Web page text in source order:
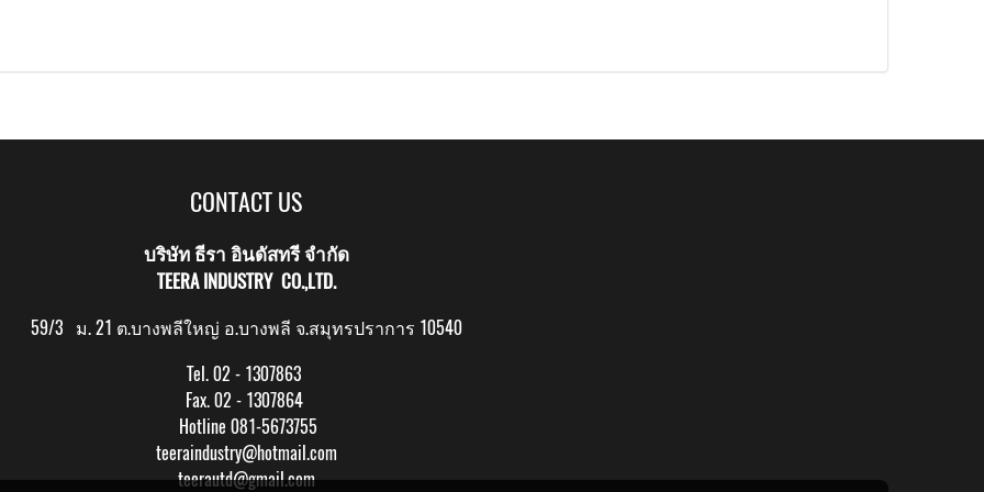
CONTACT US
บริษัท ธีรา อินดัสทรี จำกัด
TEERA INDUSTRY CO.,LTD.
59/3 ม. 21 ต.บางพลีใหญ่ อ.บางพลี จ.สมุทรปราการ 10540
Tel. 02 - 1307863
Fax. 02 - 1307864
Hotline 081-5673755
teeraindustry@hotmail.com
teerautd@gmail.com